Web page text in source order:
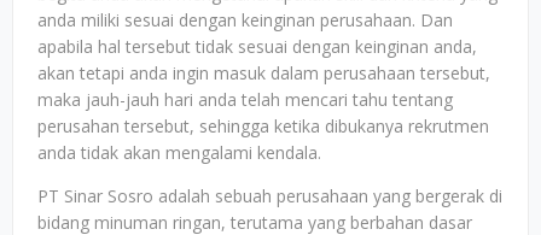
anda miliki sesuai dengan keinginan perusahaan. Dan
apabila hal tersebut tidak sesuai dengan keinginan anda,
akan tetapi anda ingin masuk dalam perusahaan tersebut,
maka jauh-jauh hari anda telah mencari tahu tentang
perusahan tersebut, sehingga ketika dibukanya rekrutmen
anda tidak akan mengalami kendala.
PT Sinar Sosro adalah sebuah perusahaan yang bergerak di
bidang minuman ringan, terutama yang berbahan dasar